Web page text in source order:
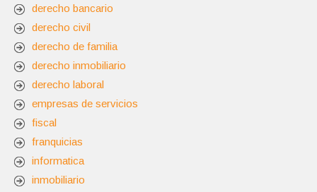
derecho bancario
derecho civil
derecho de familia
derecho inmobiliario
derecho laboral
empresas de servicios
fiscal
franquicias
informatica
inmobiliario